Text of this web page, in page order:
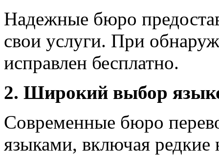
Надежные бюро
свои услуги. При
исправлен бесплатно.
2. Широкий выбор
Современные бюро
языками, включая редкие